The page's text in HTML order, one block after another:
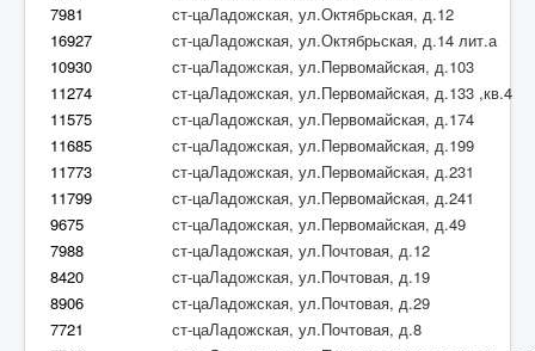
7981
ст-цаЛадожская, ул.Октябрьская, д.12
16927
ст-цаЛадожская, ул.Октябрьская, д.14 лит.а
10930
ст-цаЛадожская, ул.Первомайская, д.103
11274
ст-цаЛадожская, ул.Первомайская, д.133 ,кв.4
11575
ст-цаЛадожская, ул.Первомайская, д.174
11685
ст-цаЛадожская, ул.Первомайская, д.199
11773
ст-цаЛадожская, ул.Первомайская, д.231
11799
ст-цаЛадожская, ул.Первомайская, д.241
9675
ст-цаЛадожская, ул.Первомайская, д.49
7988
ст-цаЛадожская, ул.Почтовая, д.12
8420
ст-цаЛадожская, ул.Почтовая, д.19
8906
ст-цаЛадожская, ул.Почтовая, д.29
7721
ст-цаЛадожская, ул.Почтовая, д.8